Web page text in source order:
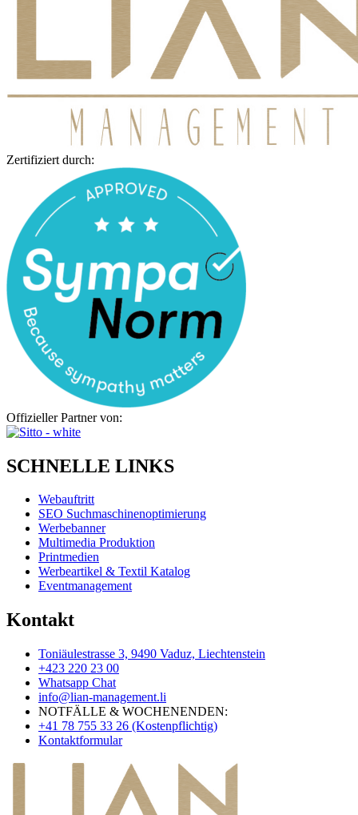
Zertifiziert durch:
Offizieller Partner von:
SCHNELLE LINKS
Webauftritt
SEO Suchmaschinenoptimierung
Werbebanner
Multimedia Produktion
Printmedien
Werbeartikel & Textil Katalog
Eventmanagement
Kontakt
Toniäulestrasse 3, 9490 Vaduz, Liechtenstein
+423 220 23 00
Whatsapp Chat
info@lian-management.li
NOTFÄLLE & WOCHENENDEN:
+41 78 755 33 26 (Kostenpflichtig)
Kontaktformular